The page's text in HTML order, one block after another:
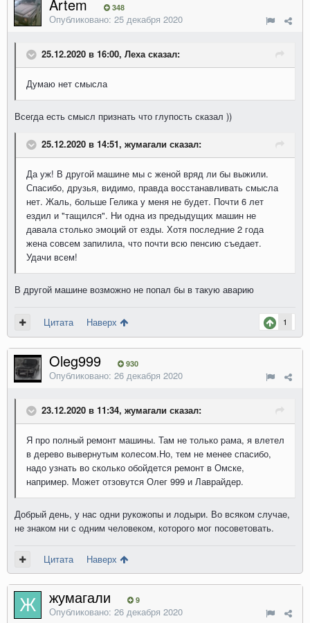
Artem 348
Опубликовано: 25 декабря 2020
25.12.2020 в 16:00, Леха сказал:
Думаю нет смысла
Всегда есть смысл признать что глупость сказал ))
25.12.2020 в 14:51, жумагали сказал:
Да уж! В другой машине мы с женой вряд ли бы выжили.
Спасибо, друзья, видимо, правда восстанавливать смысла
нет. Жаль, больше Гелика у меня не будет. Почти 6 лет
ездил и "тащился". Ни одна из предыдущих машин не
давала столько эмоций от езды. Хотя последние 2 года
жена совсем запилила, что почти всю пенсию съедает.
Удачи всем!
В другой машине возможно не попал бы в такую аварию
1
Цитата Наверх
Oleg999 930
Опубликовано: 26 декабря 2020
23.12.2020 в 11:34, жумагали сказал:
Я про полный ремонт машины. Там не только рама, я влетел
в дерево вывернутым колесом.Но, тем не менее спасибо,
надо узнать во сколько обойдется ремонт в Омске,
например. Может отзовутся Олег 999 и Лаврайдер.
Добрый день, у нас одни рукожопы и лодыри. Во всяком случае,
не знаком ни с одним человеком, которого мог посоветовать.
Цитата Наверх
жумагали 9
Опубликовано: 26 декабря 2020